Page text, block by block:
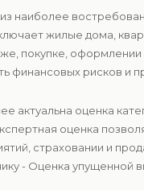
наиболее
жилые дома,
покупке,
финансовых рисков и
актуальна оценка
оценка
страховании и
- Оценка упущенной